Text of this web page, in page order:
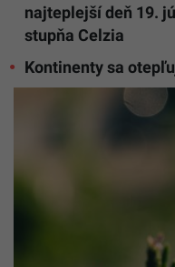
najteplejší deň 19.
stupňa Celzia
Kontinenty sa